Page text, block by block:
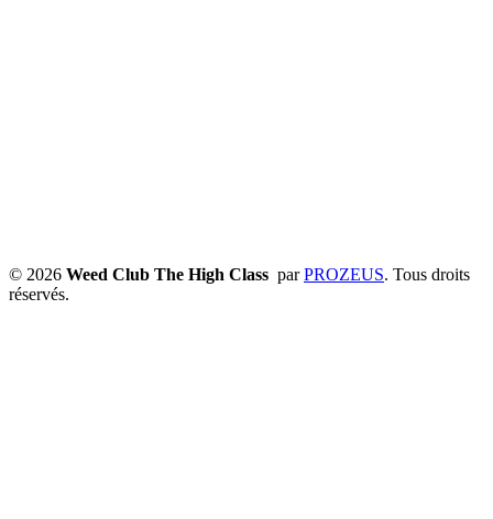
© 2026 Weed Club The High Class parPROZEUS. Tous droits
réservés.